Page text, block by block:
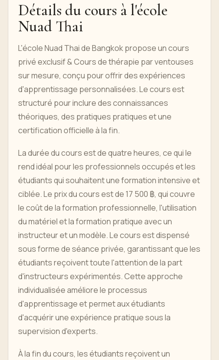
Détails du cours à l'école
Nuad Thai
L'école Nuad Thai de Bangkok propose un cours
privé exclusif & Cours de thérapie par ventouses
sur mesure, conçu pour offrir des expériences
d'apprentissage personnalisées. Le cours est
structuré pour inclure des connaissances
théoriques, des pratiques pratiques et une
certification officielle à la fin.
La durée du cours est de quatre heures, ce qui le
rend idéal pour les professionnels occupés et les
étudiants qui souhaitent une formation intensive et
ciblée. Le prix du cours est de 17 500 ฿, qui couvre
le coût de la formation professionnelle, l'utilisation
du matériel et la formation pratique avec un
instructeur et un modèle. Le cours est dispensé
sous forme de séance privée, garantissant que les
étudiants reçoivent toute l'attention de la part
d'instructeurs expérimentés. Cette approche
individualisée améliore le processus
d'apprentissage et permet aux étudiants
d'acquérir une expérience pratique sous la
supervision d'experts.
À la fin du cours, les étudiants reçoivent un